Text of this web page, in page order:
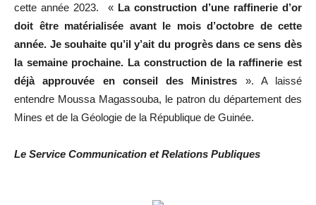
cette année 2023. « La construction d’une raffinerie d’or
doit être matérialisée avant le mois d’octobre de cette
année. Je souhaite qu’il y’ait du progrès dans ce sens dès
la semaine prochaine. La construction de la raffinerie est
déjà approuvée en conseil des Ministres ». A laissé
entendre Moussa Magassouba, le patron du département des
Mines et de la Géologie de la République de Guinée.
Le Service Communication et Relations Publiques